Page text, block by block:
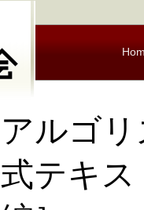
アルゴ
式テキ